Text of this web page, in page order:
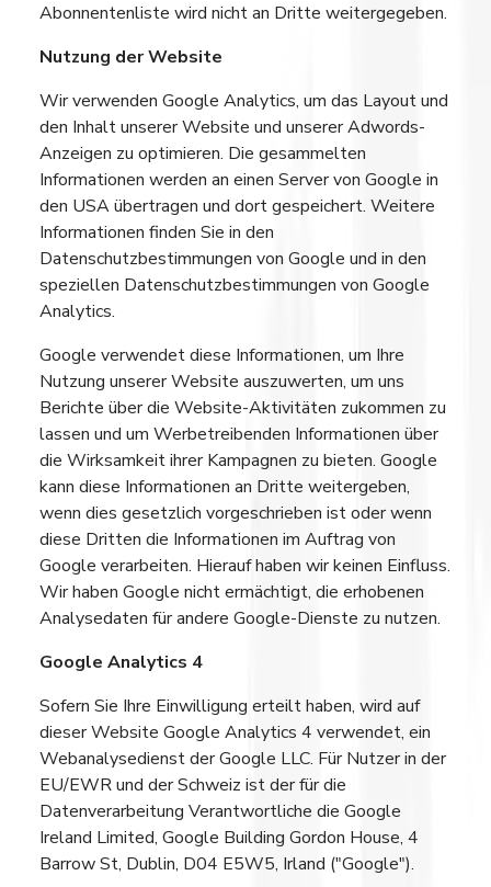
Abonnentenliste wird nicht an Dritte weitergegeben.
Nutzung der Website
Wir verwenden Google Analytics, um das Layout und
den Inhalt unserer Website und unserer Adwords-
Anzeigen zu optimieren. Die gesammelten
Informationen werden an einen Server von Google in
den USA übertragen und dort gespeichert. Weitere
Informationen finden Sie in den
Datenschutzbestimmungen von Google und in den
speziellen Datenschutzbestimmungen von Google
Analytics.
Google verwendet diese Informationen, um Ihre
Nutzung unserer Website auszuwerten, um uns
Berichte über die Website-Aktivitäten zukommen zu
lassen und um Werbetreibenden Informationen über
die Wirksamkeit ihrer Kampagnen zu bieten. Google
kann diese Informationen an Dritte weitergeben,
wenn dies gesetzlich vorgeschrieben ist oder wenn
diese Dritten die Informationen im Auftrag von
Google verarbeiten. Hierauf haben wir keinen Einfluss.
Wir haben Google nicht ermächtigt, die erhobenen
Analysedaten für andere Google-Dienste zu nutzen.
Google Analytics 4
Sofern Sie Ihre Einwilligung erteilt haben, wird auf
dieser Website Google Analytics 4 verwendet, ein
Webanalysedienst der Google LLC. Für Nutzer in der
EU/EWR und der Schweiz ist der für die
Datenverarbeitung Verantwortliche die Google
Ireland Limited, Google Building Gordon House, 4
Barrow St, Dublin, D04 E5W5, Irland ("Google").